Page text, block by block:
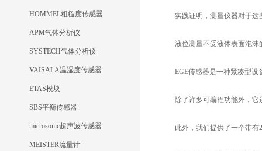
HOMMEL粗糙度传感器
APM气体分析仪
SYSTECH气体分析仪
VAISALA温湿度传感器
ETAS模块
SBS平衡传感器
microsonic超声波传感器
MEISTER流量计
实践证明，测量仪器对于这些
液位测量不受液体表面泡沫的
EGE传感器是一种紧凑型设
除了许多可编程功能外，它
此外，我们提供了一个带有2